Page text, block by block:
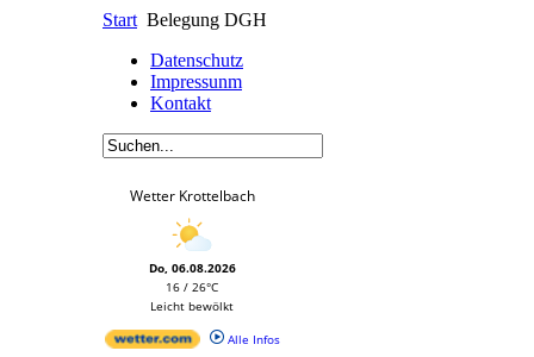
Start Belegung DGH
Datenschutz
Impressunm
Kontakt
Wetter Krottelbach
Do, 06.08.2026
16 / 26°C
Leicht bewölkt
Alle Infos